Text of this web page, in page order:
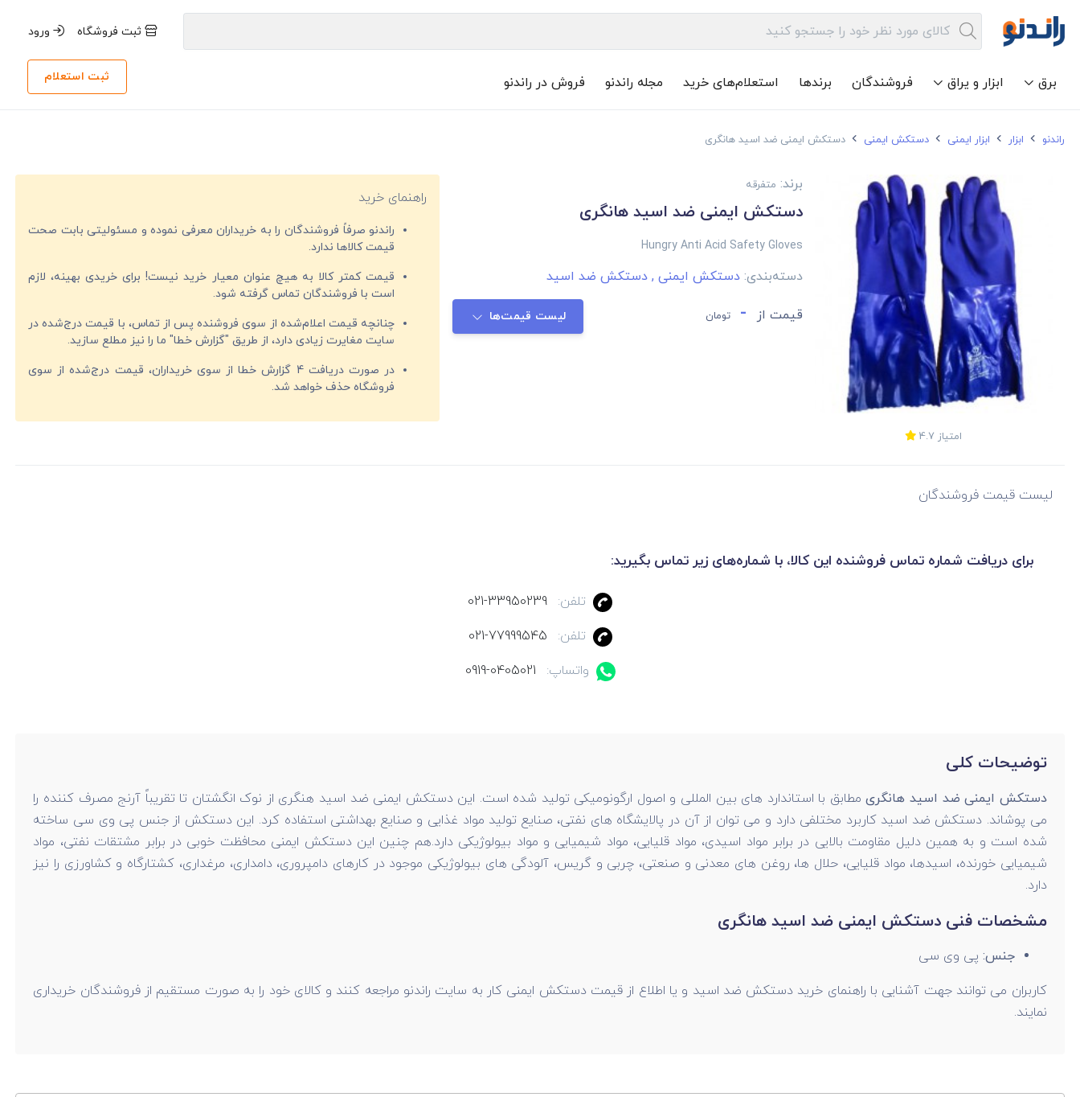
ثبت فروشگاه ورود
برق ابزار و یراق فروشندگان برندها استعلام‌های خرید مجله راندنو فروش در راندنو ثبت استعلام
راندنو ابزار ابزار ایمنی دستکش ایمنی دستکش ایمنی ضد اسید هانگری
امتیاز 4.7
برند: متفرقه
دستکش ایمنی ضد اسید هانگری
Hungry Anti Acid Safety Gloves
دسته‌بندی:دستکش ایمنی ,دستکش ضد اسید
قیمت از - تومان لیست قیمت‌ها
راهنمای خرید
راندنو صرفاً فروشندگان را به خریداران معرفی نموده و مسئولیتی بابت صحت
قیمت‌ کالاها ندارد.
قیمت کمتر کالا به هیچ عنوان معیار خرید نیست! برای خریدی بهینه، لازم
است با فروشندگان تماس گرفته شود.
چنانچه قیمت اعلام‌شده از سوی فروشنده پس از تماس، با قیمت درج‌شده در
سایت مغایرت زیادی دارد، از طریق "گزارش خطا" ما را نیز مطلع سازید.
در صورت دریافت 4 گزارش خطا از سوی خریداران، قیمت درج‌شده از سوی
فروشگاه حذف خواهد شد.
لیست قیمت فروشندگان
برای دریافت شماره تماس فروشنده این کالا، با شماره‌های زیر تماس بگیرید:
تلفن:
021-33950239
تلفن:
021-77999545
واتساپ:
0919-0405021
توضیحات کلی
دستکش ایمنی ضد اسید هانگری مطابق با استاندارد های بین المللی و اصول ارگونومیکی تولید شده است. این دستکش ایمنی ضد اسید هنگری از نوک انگشتان تا تقریباً آرنج مصرف کننده را
می پوشاند. دستکش ضد اسید کاربرد مختلفی دارد و می توان از آن در پالایشگاه های نفتی، صنایع تولید مواد غذایی و صنایع بهداشتی استفاده کرد. این دستکش از جنس پی وی سی ساخته
شده است و به همین دلیل مقاومت بالایی در برابر مواد اسیدی، مواد قلیایی، مواد شیمیایی و مواد بیولوژیکی دارد.هم چنین این دستکش ایمنی محافظت خوبی در برابر مشتقات نفتی، مواد
شیمیایی خورنده، اسیدها، مواد قلیایی، حلال ها، روغن های معدنی و صنعتی، چربی و گریس، آلودگی های بیولوژیکی موجود در کارهای دامپروری، دامداری، مرغداری، کشتارگاه و کشاورزی را نیز
دارد.
مشخصات فنی دستکش ایمنی ضد اسید هانگری
جنس: پی وی سی
کاربران می توانند جهت آشنایی با راهنمای خرید دستکش ضد اسید و یا اطلاع از قیمت دستکش ایمنی کار به سایت راندنو مراجعه کنند و کالای خود را به صورت مستقیم از فروشندگان خریداری
نمایند.